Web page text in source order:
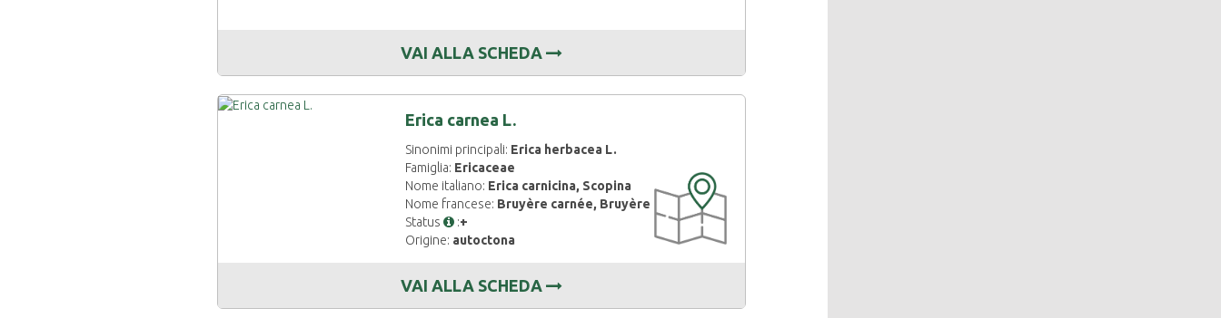
VAI ALLA SCHEDA
Erica carnea L.
Sinonimi principali: Erica herbacea L.
Famiglia: Ericaceae
Nome italiano: Erica carnicina, Scopina
Nome francese: Bruyère carnée, Bruyère herbacée
Status
:+
Origine: autoctona
CARTOGRAFIA
DISPONIBILE
VAI ALLA SCHEDA